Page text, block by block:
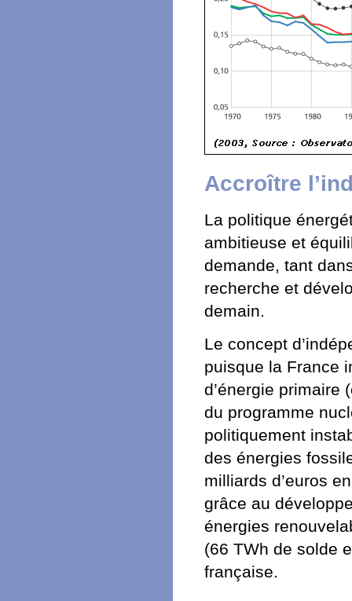
Accroître
La politique
ambitieuse et
demande, tant
recherche et
demain.
Le concept
puisque la France
d’énergie primaire
du programme
politiquement
des énergies
milliards d’euros
grâce au
énergies
(66 TWh de solde
française.